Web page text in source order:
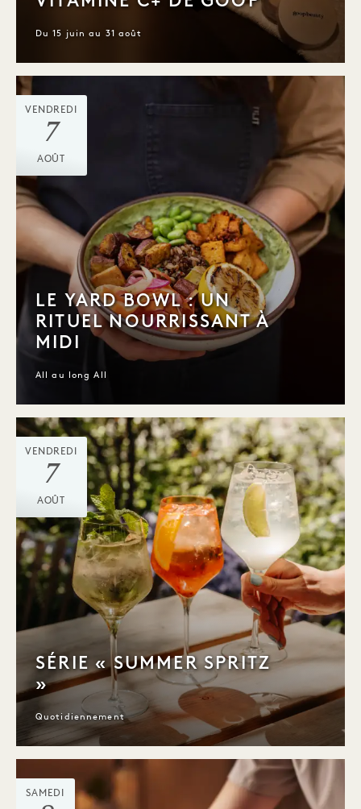
Du 15 juin au 31 août
VENDREDI
7
AOÛT
LE YARD BOWL : UN
RITUEL NOURRISSANT À
MIDI
All au long All
VENDREDI
7
AOÛT
SÉRIE « SUMMER SPRITZ
»
Quotidiennement
SAMEDI